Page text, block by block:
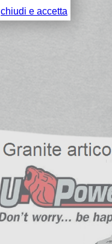
chiudi e accetta